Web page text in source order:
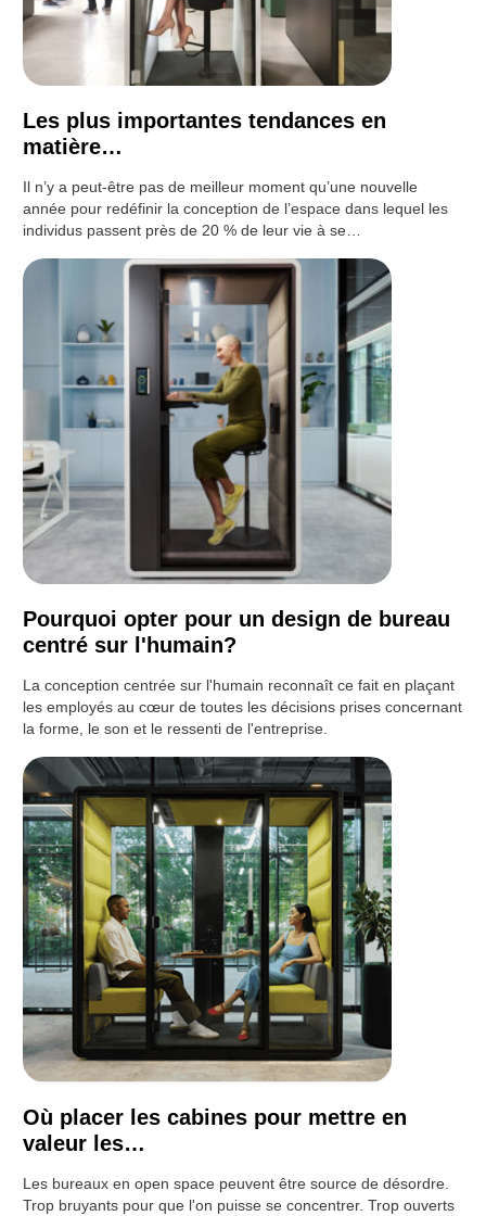
Les plus importantes tendances en
matière…
Il n’y a peut-être pas de meilleur moment qu’une nouvelle
année pour redéfinir la conception de l’espace dans lequel les
individus passent près de 20 % de leur vie à se…
Pourquoi opter pour un design de bureau
centré sur l'humain?
La conception centrée sur l'humain reconnaît ce fait en plaçant
les employés au cœur de toutes les décisions prises concernant
la forme, le son et le ressenti de l'entreprise.
Où placer les cabines pour mettre en
valeur les…
Les bureaux en open space peuvent être source de désordre.
Trop bruyants pour que l'on puisse se concentrer. Trop ouverts